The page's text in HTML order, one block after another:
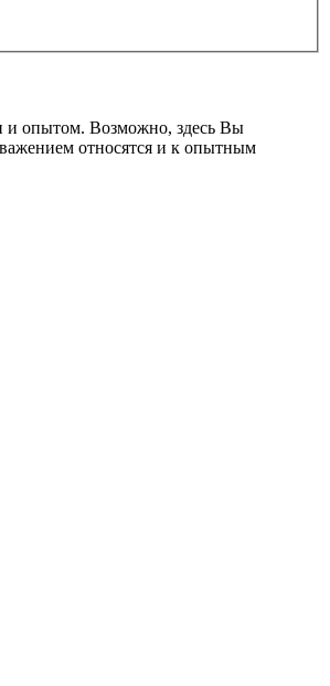
и опытом. Возможно, здесь Вы
относятся и к опытным